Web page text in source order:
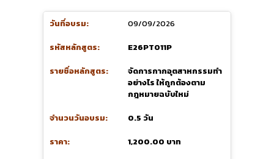
09/09/2026
E26PT011P
จัดการกากอุตสาหกรรมทำ
อย่างไร ให้ถูกต้องตาม
กฎหมายฉบับใหม่
0.5 วัน
1,200.00 บาท